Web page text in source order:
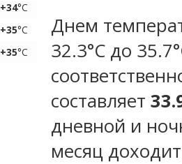
+34°C
+35°C
+35°C
Днем
32.3°C до
составляет
дневной и
месяц